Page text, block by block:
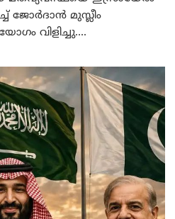
ജോർദാൻ മുസ്ലീം
വിളിച്ചു....